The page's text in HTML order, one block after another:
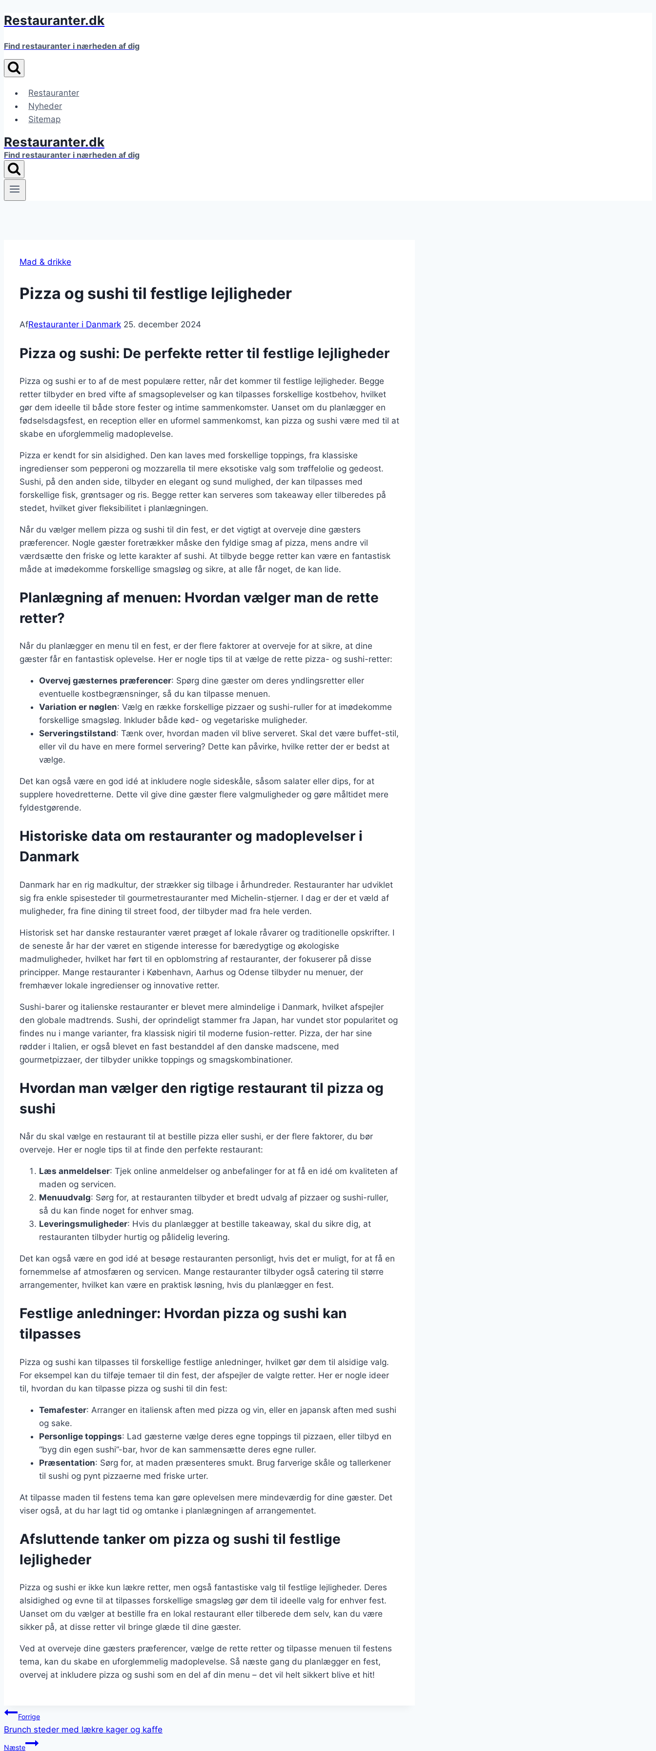
Fortsæt
indhold
Restauranter.dk
Find restauranter i nærheden af dig
Restauranter
Nyheder
Sitemap
Restauranter.dk
Find restauranter i nærheden af dig
Mad & drikke
Pizza og sushi til festlige lejligheder
AfRestauranter i Danmark 25. december 2024
Pizza og sushi: De perfekte retter til festlige lejligheder
Pizza og sushi er to af de mest populære retter, når det kommer til festlige lejligheder. Begge
retter tilbyder en bred vifte af smagsoplevelser og kan tilpasses forskellige kostbehov, hvilket
gør dem ideelle til både store fester og intime sammenkomster. Uanset om du planlægger en
fødselsdagsfest, en reception eller en uformel sammenkomst, kan pizza og sushi være med til at
skabe en uforglemmelig madoplevelse.
Pizza er kendt for sin alsidighed. Den kan laves med forskellige toppings, fra klassiske
ingredienser som pepperoni og mozzarella til mere eksotiske valg som trøffelolie og gedeost.
Sushi, på den anden side, tilbyder en elegant og sund mulighed, der kan tilpasses med
forskellige fisk, grøntsager og ris. Begge retter kan serveres som takeaway eller tilberedes på
stedet, hvilket giver fleksibilitet i planlægningen.
Når du vælger mellem pizza og sushi til din fest, er det vigtigt at overveje dine gæsters
præferencer. Nogle gæster foretrækker måske den fyldige smag af pizza, mens andre vil
værdsætte den friske og lette karakter af sushi. At tilbyde begge retter kan være en fantastisk
måde at imødekomme forskellige smagsløg og sikre, at alle får noget, de kan lide.
Planlægning af menuen: Hvordan vælger man de rette
retter?
Når du planlægger en menu til en fest, er der flere faktorer at overveje for at sikre, at dine
gæster får en fantastisk oplevelse. Her er nogle tips til at vælge de rette pizza- og sushi-retter:
Overvej gæsternes præferencer: Spørg dine gæster om deres yndlingsretter eller
eventuelle kostbegrænsninger, så du kan tilpasse menuen.
Variation er nøglen: Vælg en række forskellige pizzaer og sushi-ruller for at imødekomme
forskellige smagsløg. Inkluder både kød- og vegetariske muligheder.
Serveringstilstand: Tænk over, hvordan maden vil blive serveret. Skal det være buffet-stil,
eller vil du have en mere formel servering? Dette kan påvirke, hvilke retter der er bedst at
vælge.
Det kan også være en god idé at inkludere nogle sideskåle, såsom salater eller dips, for at
supplere hovedretterne. Dette vil give dine gæster flere valgmuligheder og gøre måltidet mere
fyldestgørende.
Historiske data om restauranter og madoplevelser i
Danmark
Danmark har en rig madkultur, der strækker sig tilbage i århundreder. Restauranter har udviklet
sig fra enkle spisesteder til gourmetrestauranter med Michelin-stjerner. I dag er der et væld af
muligheder, fra fine dining til street food, der tilbyder mad fra hele verden.
Historisk set har danske restauranter været præget af lokale råvarer og traditionelle opskrifter. I
de seneste år har der været en stigende interesse for bæredygtige og økologiske
madmuligheder, hvilket har ført til en opblomstring af restauranter, der fokuserer på disse
principper. Mange restauranter i København, Aarhus og Odense tilbyder nu menuer, der
fremhæver lokale ingredienser og innovative retter.
Sushi-barer og italienske restauranter er blevet mere almindelige i Danmark, hvilket afspejler
den globale madtrends. Sushi, der oprindeligt stammer fra Japan, har vundet stor popularitet og
findes nu i mange varianter, fra klassisk nigiri til moderne fusion-retter. Pizza, der har sine
rødder i Italien, er også blevet en fast bestanddel af den danske madscene, med
gourmetpizzaer, der tilbyder unikke toppings og smagskombinationer.
Hvordan man vælger den rigtige restaurant til pizza og
sushi
Når du skal vælge en restaurant til at bestille pizza eller sushi, er der flere faktorer, du bør
overveje. Her er nogle tips til at finde den perfekte restaurant:
Læs anmeldelser: Tjek online anmeldelser og anbefalinger for at få en idé om kvaliteten af
maden og servicen.
Menuudvalg: Sørg for, at restauranten tilbyder et bredt udvalg af pizzaer og sushi-ruller,
så du kan finde noget for enhver smag.
Leveringsmuligheder: Hvis du planlægger at bestille takeaway, skal du sikre dig, at
restauranten tilbyder hurtig og pålidelig levering.
Det kan også være en god idé at besøge restauranten personligt, hvis det er muligt, for at få en
fornemmelse af atmosfæren og servicen. Mange restauranter tilbyder også catering til større
arrangementer, hvilket kan være en praktisk løsning, hvis du planlægger en fest.
Festlige anledninger: Hvordan pizza og sushi kan
tilpasses
Pizza og sushi kan tilpasses til forskellige festlige anledninger, hvilket gør dem til alsidige valg.
For eksempel kan du tilføje temaer til din fest, der afspejler de valgte retter. Her er nogle ideer
til, hvordan du kan tilpasse pizza og sushi til din fest:
Temafester: Arranger en italiensk aften med pizza og vin, eller en japansk aften med sushi
og sake.
Personlige toppings: Lad gæsterne vælge deres egne toppings til pizzaen, eller tilbyd en
“byg din egen sushi”-bar, hvor de kan sammensætte deres egne ruller.
Præsentation: Sørg for, at maden præsenteres smukt. Brug farverige skåle og tallerkener
til sushi og pynt pizzaerne med friske urter.
At tilpasse maden til festens tema kan gøre oplevelsen mere mindeværdig for dine gæster. Det
viser også, at du har lagt tid og omtanke i planlægningen af arrangementet.
Afsluttende tanker om pizza og sushi til festlige
lejligheder
Pizza og sushi er ikke kun lækre retter, men også fantastiske valg til festlige lejligheder. Deres
alsidighed og evne til at tilpasses forskellige smagsløg gør dem til ideelle valg for enhver fest.
Uanset om du vælger at bestille fra en lokal restaurant eller tilberede dem selv, kan du være
sikker på, at disse retter vil bringe glæde til dine gæster.
Ved at overveje dine gæsters præferencer, vælge de rette retter og tilpasse menuen til festens
tema, kan du skabe en uforglemmelig madoplevelse. Så næste gang du planlægger en fest,
overvej at inkludere pizza og sushi som en del af din menu – det vil helt sikkert blive et hit!
Indlægsnavigation
Forrige
Brunch steder med lækre kager og kaffe
Næste